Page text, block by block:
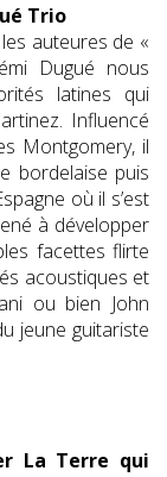
Trio
auteures de «
Dugué nous
latines qui
Influencé
Montgomery, il
bordelaise puis
où il s’est
à développer
facettes flirte
acoustiques et
ou bien John
jeune guitariste
La Terre qui